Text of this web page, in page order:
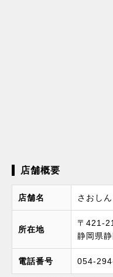
店舗概要
店舗名 さおし
所在地
〒421-
静岡県
電話番号 054-